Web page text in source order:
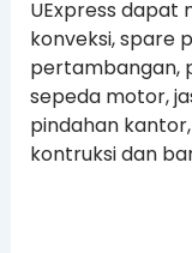
UExpress dapat
konveksi, spare
pertambangan,
sepeda motor,
pindahan
kontruksi dan